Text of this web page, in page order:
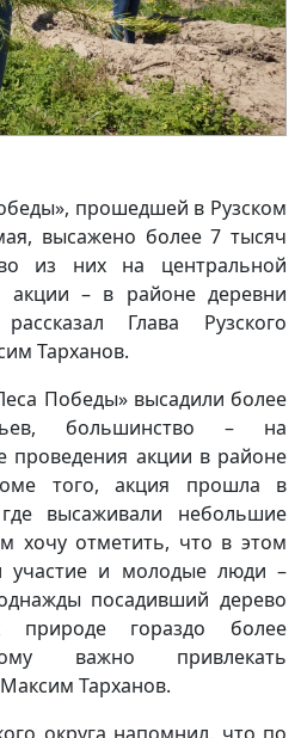
прошедшей в Рузском
высажено более 7 тысяч
из них на центральной
акции – в районе деревни
Глава Рузского
Тарханов.
Победы» высадили более
большинство – на
проведения акции в районе
того, акция прошла в
высаживали небольшие
хочу отметить, что в этом
участие и молодые люди –
посадивший дерево
природе гораздо более
важно привлекать
Тарханов.